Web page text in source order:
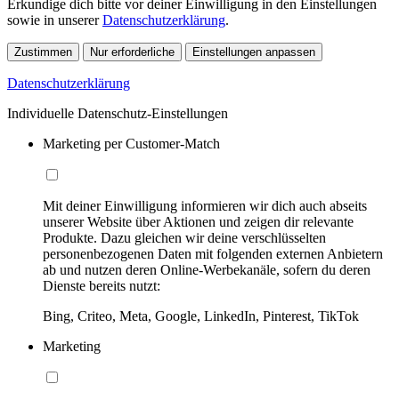
Erkundige dich bitte vor deiner Einwilligung in den Einstellungen
sowie in unsererDatenschutzerklärung.
Zustimmen Nur erforderliche Einstellungen anpassen
Datenschutzerklärung
Individuelle Datenschutz-Einstellungen
Marketing per Customer-Match
Mit deiner Einwilligung informieren wir dich auch abseits
unserer Website über Aktionen und zeigen dir relevante
Produkte. Dazu gleichen wir deine verschlüsselten
personenbezogenen Daten mit folgenden externen Anbietern
ab und nutzen deren Online-Werbekanäle, sofern du deren
Dienste bereits nutzt:
Bing, Criteo, Meta, Google, LinkedIn, Pinterest, TikTok
Marketing